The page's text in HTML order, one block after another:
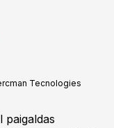
Tecnologies
paigaldas